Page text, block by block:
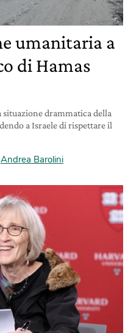
umanitaria a
di Hamas
drammatica della
a Israele di rispettare il
Andrea Barolini